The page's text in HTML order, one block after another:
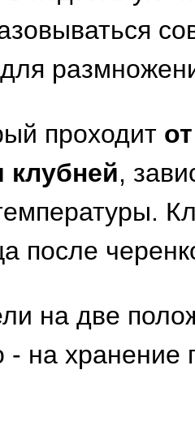
проходит
клубней,
после
на две
- на